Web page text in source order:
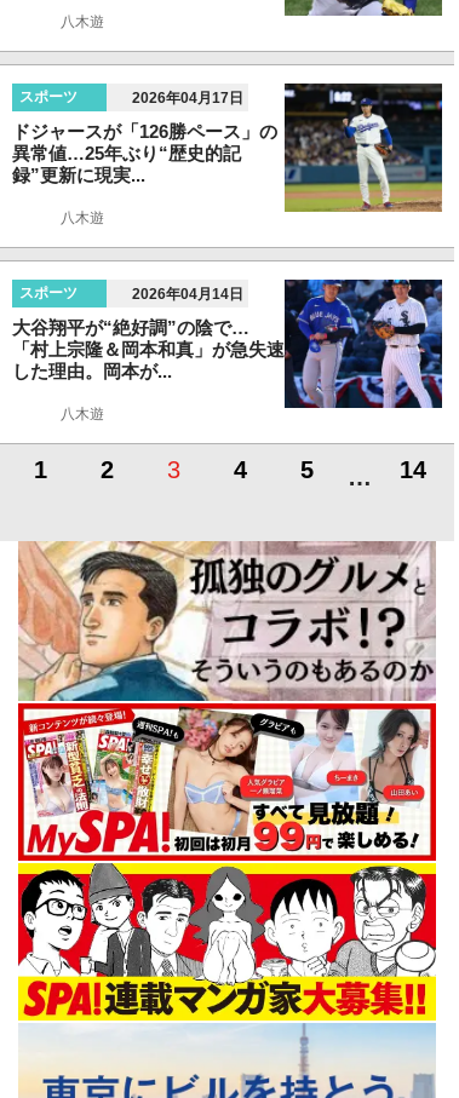
八木遊
スポーツ 2026年04月17日
ドジャースが「126勝ペース」の
異常値…25年ぶり“歴史的記
録”更新に現実...
八木遊
スポーツ 2026年04月14日
大谷翔平が“絶好調”の陰で…
「村上宗隆＆岡本和真」が急失速
した理由。岡本が...
八木遊
1 2 3 4 5 … 14